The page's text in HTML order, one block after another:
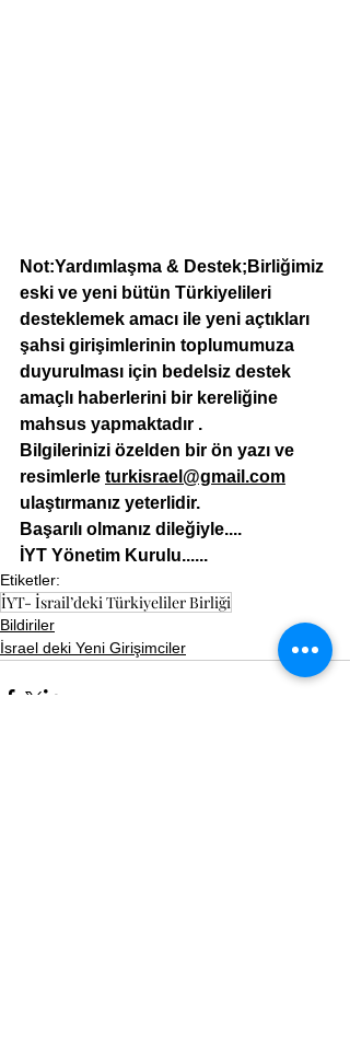
Not:Yardımlaşma & Destek;Birliğimiz
eski ve yeni bütün Türkiyelileri
desteklemek amacı ile yeni açtıkları
şahsi girişimlerinin toplumumuza
duyurulması için bedelsiz destek
amaçlı haberlerini bir kereliğine
mahsus yapmaktadır .
Bilgilerinizi özelden bir ön yazı ve
resimlerle turkisrael@gmail.com
ulaştırmanız yeterlidir.
Başarılı olmanız dileğiyle....
İYT Yönetim Kurulu......
Etiketler:
İYT- İsrail’deki Türkiyeliler Birliği
Bildiriler
İsrael deki Yeni Girişimciler